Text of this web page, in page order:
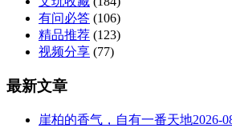
有问必答 (106)
精品推荐 (123)
视频分享 (77)
最新文章
崖柏的香气，自有一番天地2026-